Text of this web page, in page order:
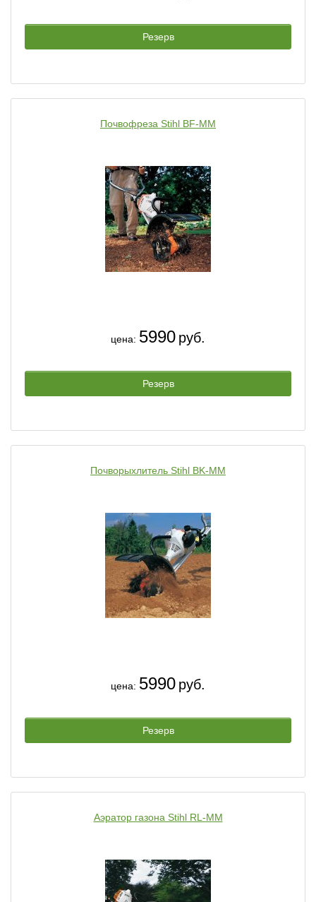
Резерв
Почвофреза Stihl BF-MM
цена: 5990 руб.
Резерв
Почворыхлитель Stihl BK-MM
цена: 5990 руб.
Резерв
Аэратор газона Stihl RL-MM